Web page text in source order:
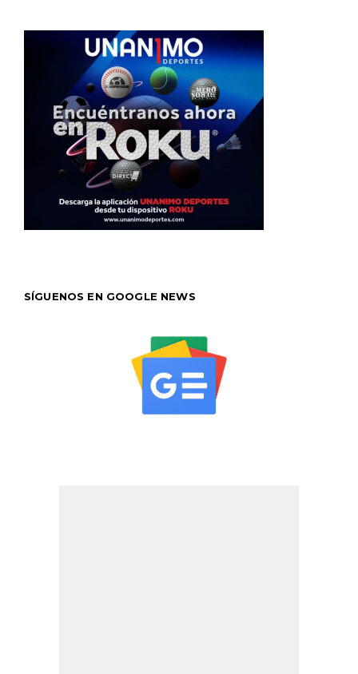
SÍGUENOS EN GOOGLE NEWS